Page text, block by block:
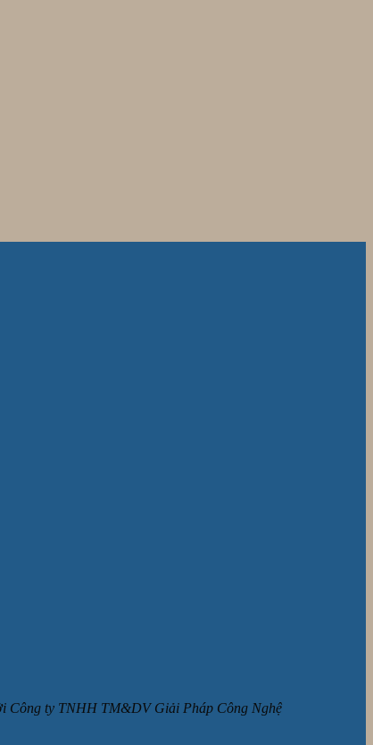
Công ty TNHH TM&DV Giải Pháp Công Nghệ